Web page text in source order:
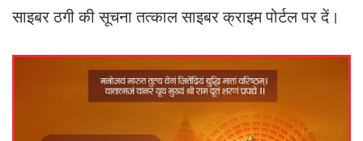
साइबर ठगी की सूचना तत्काल साइबर क्राइम पोर्टल पर दें।